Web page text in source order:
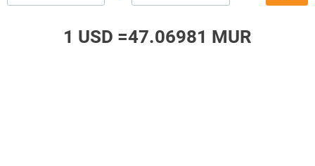
1 USD =47.06981 MUR